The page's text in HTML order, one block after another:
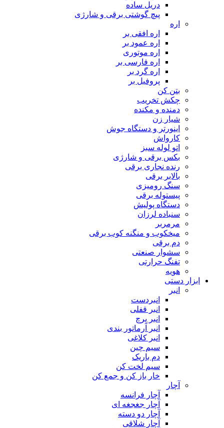
دریل ساده
پیچ گوشتی برقی و شارژی
اره
اره افقی بر
اره عمود بر
اره موتوری
اره فارسی بر
اره گرد بر
پروفیل بر
بتن کن
چکش تخریب
دمنده و مکنده
شیار زن
اینورتر و دستگاه جوش
کارواش
اتو لوله سبز
بکس برقی و شارژی
رنده نجاری برقی
بالابر برقی
سنگ رومیزی
پیستوله برقی
دستگاه پولیش
سنباده لرزان
مرمربر
میخکوب و منگنه کوب برقی
دم برقی
سشوار صنعتی
تفنگ حرارتی
هویه
ابزار دستی
انبر
انبردست
انبر قفلی
انبر پرچ
انبر آرماتور بندی
انبر کلاغی
سیم چین
دم باریک
سیم لخت کن
خار باز کن و جمع کن
آچار
آچار فرانسه
آچار جغجغه ای
آچار دو دسته
آچار شلاقی